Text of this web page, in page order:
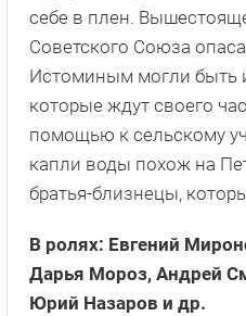
себе в плен.
Советского Союза
Истоминым могли быть
которые ждут своего
помощью к сельскому
капли воды похож на
братья-близнецы,
В ролях: Евгений
Дарья Мороз, Андрей
Юрий Назаров и др.